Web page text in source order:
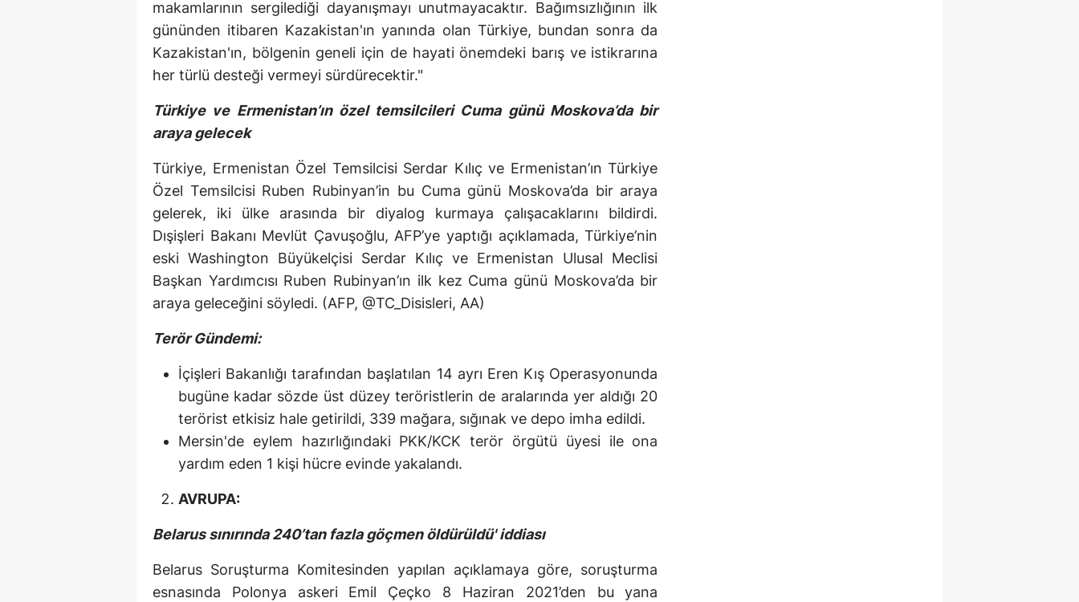
makamlarının sergilediği dayanışmayı unutmayacaktır. Bağımsızlığının ilk
gününden itibaren Kazakistan'ın yanında olan Türkiye, bundan sonra da
Kazakistan'ın, bölgenin geneli için de hayati önemdeki barış ve istikrarına
her türlü desteği vermeyi sürdürecektir."
Türkiye ve Ermenistan’ın özel temsilcileri Cuma günü Moskova’da bir
araya gelecek
Türkiye, Ermenistan Özel Temsilcisi Serdar Kılıç ve Ermenistan’ın Türkiye
Özel Temsilcisi Ruben Rubinyan’in bu Cuma günü Moskova’da bir araya
gelerek, iki ülke arasında bir diyalog kurmaya çalışacaklarını bildirdi.
Dışişleri Bakanı Mevlüt Çavuşoğlu, AFP’ye yaptığı açıklamada, Türkiye’nin
eski Washington Büyükelçisi Serdar Kılıç ve Ermenistan Ulusal Meclisi
Başkan Yardımcısı Ruben Rubinyan’ın ilk kez Cuma günü Moskova’da bir
araya geleceğini söyledi. (AFP, @TC_Disisleri, AA)
Terör Gündemi:
İçişleri Bakanlığı tarafından başlatılan 14 ayrı Eren Kış Operasyonunda
bugüne kadar sözde üst düzey teröristlerin de aralarında yer aldığı 20
terörist etkisiz hale getirildi, 339 mağara, sığınak ve depo imha edildi.
Mersin'de eylem hazırlığındaki PKK/KCK terör örgütü üyesi ile ona
yardım eden 1 kişi hücre evinde yakalandı.
AVRUPA:
Belarus sınırında 240’tan fazla göçmen öldürüldü' iddiası
Belarus Soruşturma Komitesinden yapılan açıklamaya göre, soruşturma
esnasında Polonya askeri Emil Çeçko 8 Haziran 2021’den bu yana